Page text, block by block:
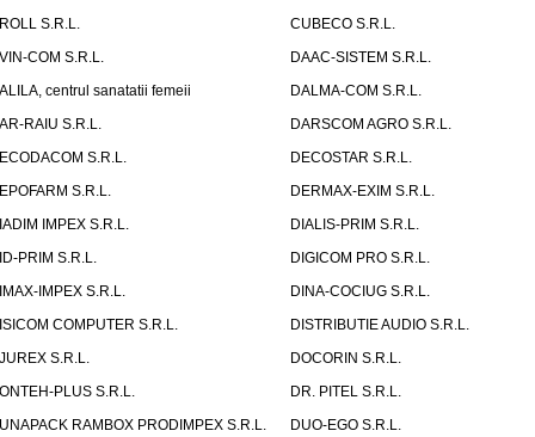
S.R.L.
CUBECO S.R.L.
COM S.R.L.
DAAC-SISTEM S.R.L.
centrul sanatatii femeii
DALMA-COM S.R.L.
RAIU S.R.L.
DARSCOM AGRO S.R.L.
S.R.L.
DECOSTAR S.R.L.
S.R.L.
DERMAX-EXIM S.R.L.
IMPEX S.R.L.
DIALIS-PRIM S.R.L.
PRIM S.R.L.
DIGICOM PRO S.R.L.
IMPEX S.R.L.
DINA-COCIUG S.R.L.
COMPUTER S.R.L.
DISTRIBUTIE AUDIO S.R.L.
S.R.L.
DOCORIN S.R.L.
PLUS S.R.L.
DR. PITEL S.R.L.
RAMBOX PRODIMPEX S.R.L.
DUO-EGO S.R.L.